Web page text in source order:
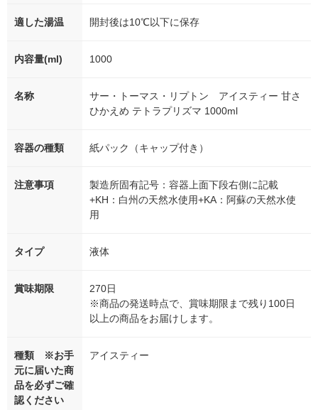
適した湯温 開封後は10℃以下に保存
内容量(ml) 1000
名称
サー・トーマス・リプトン アイスティー 甘さ
ひかえめ テトラプリズマ 1000ml
容器の種類 紙パック（キャップ付き）
注意事項
製造所固有記号：容器上面下段右側に記載
+KH：白州の天然水使用+KA：阿蘇の天然水使
用
タイプ 液体
賞味期限
270日
※商品の発送時点で、賞味期限まで残り100日
以上の商品をお届けします。
種類 ※お手
元に届いた商
品を必ずご確
認ください
アイスティー